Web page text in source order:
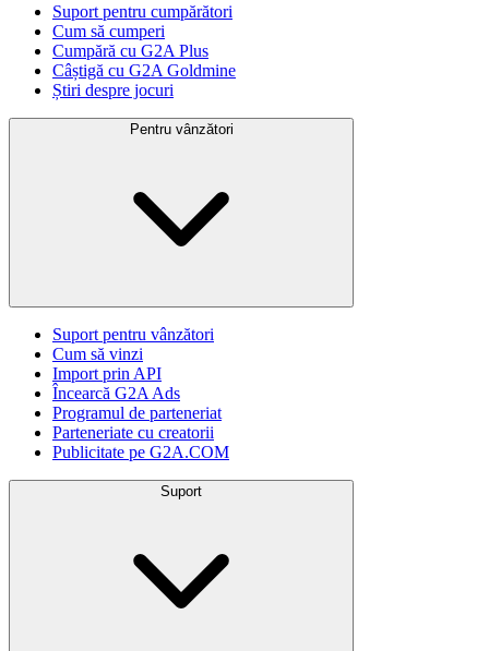
Suport pentru cumpărători
Cum să cumperi
Cumpără cu G2A Plus
Câștigă cu G2A Goldmine
Știri despre jocuri
Pentru vânzători
Suport pentru vânzători
Cum să vinzi
Import prin API
Încearcă G2A Ads
Programul de parteneriat
Parteneriate cu creatorii
Publicitate pe G2A.COM
Suport